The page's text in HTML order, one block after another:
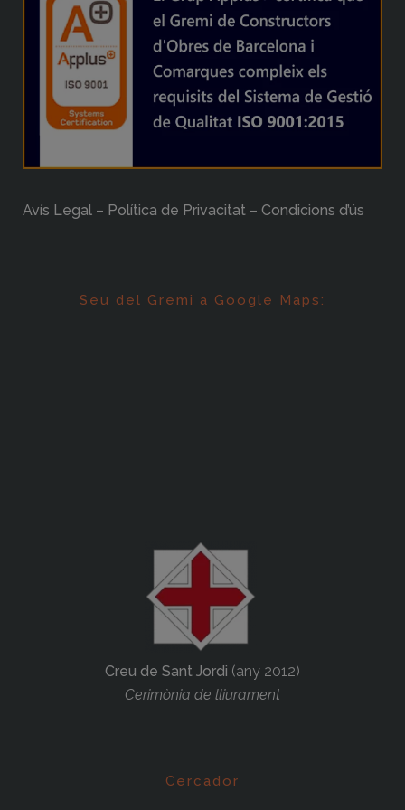
Avís Legal – Política de Privacitat – Condicions d’ús
Seu del Gremi a Google Maps:
Creu de Sant Jordi (any 2012)
Cerimònia de lliurament
Cercador